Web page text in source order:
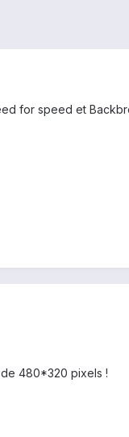
for speed et
480*320 pixels !